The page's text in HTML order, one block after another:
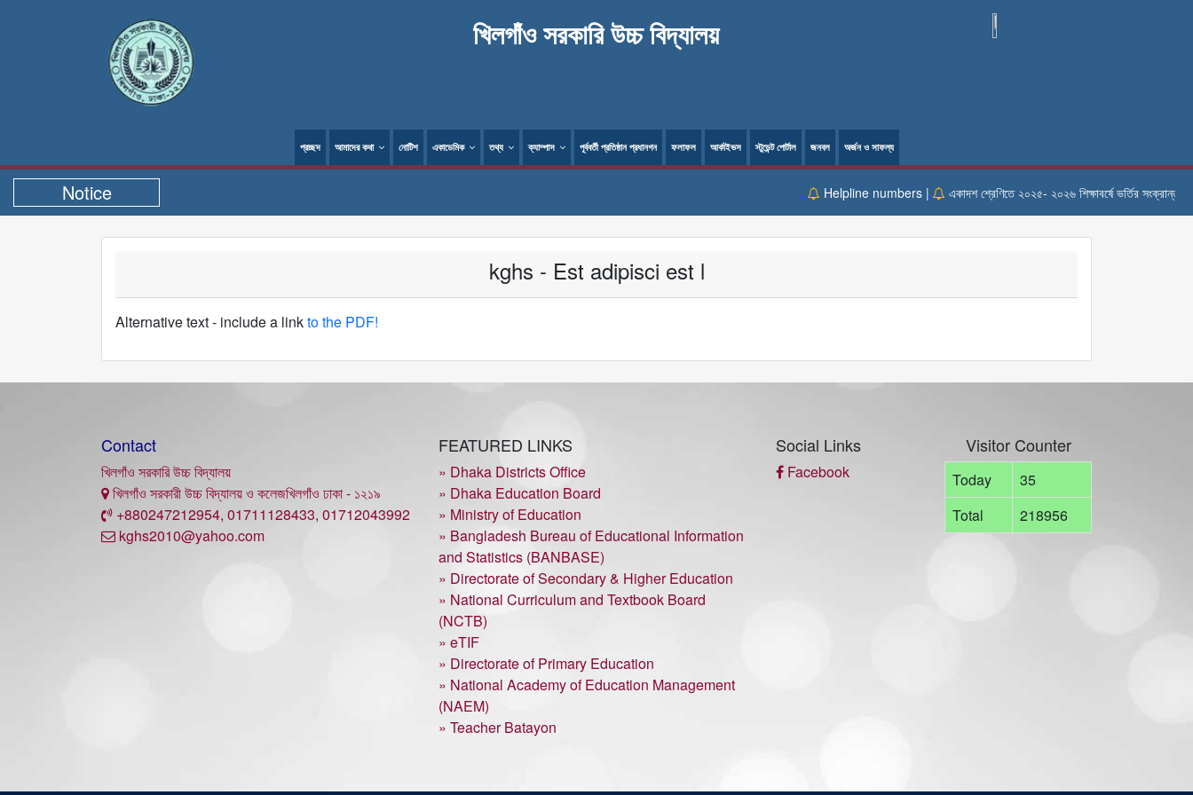
খিলগাঁও সরকারি উচ্চ বিদ্যালয়
প্রচ্ছদ আমাদের কথা নোটিশ একাডেমিক তথ্য ক্যাম্পাস পূর্ববর্তী প্রতিষ্ঠান প্রধানগন ফলাফল আর্কাইভস স্টুডেন্ট পোর্টাল জনবল অর্জন ও সাফল্য
Notice Helpline numbers | একাদশ শ্রেণিতে ২০২৫- ২০২৬ শিক্ষাবর্ষে ভর্তির সংক্রান্ত
kghs - Est adipisci est l
Alternative text - include a linkto the PDF!
Contact
খিলগাঁও সরকারি উচ্চ বিদ্যালয়
খিলগাঁও সরকারী উচ্চ বিদ্যালয় ও কলেজখিলগাঁও ঢাকা - ১২১৯
+880247212954, 01711128433, 01712043992
kghs2010@yahoo.com
FEATURED LINKS
» Dhaka Districts Office
» Dhaka Education Board
» Ministry of Education
» Bangladesh Bureau of Educational Information
and Statistics (BANBASE)
» Directorate of Secondary & Higher Education
» National Curriculum and Textbook Board
(NCTB)
» eTIF
» Directorate of Primary Education
» National Academy of Education Management
(NAEM)
» Teacher Batayon
Social Links
Facebook
Visitor Counter
Today
35
Total
218956